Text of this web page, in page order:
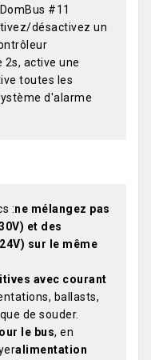
#11
désactivez un
2s, active une
toutes les
d'alarme
:ne mélangez pas
et des
sur le même
avec courant
ballasts,
de souder.
le bus, en
alimentation